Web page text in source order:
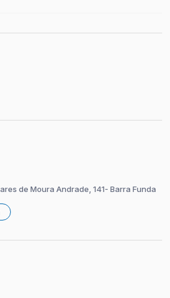
de Moura Andrade, 141- Barra Funda